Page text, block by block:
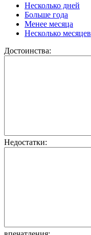
Несколько дней
Больше года
Менее месяца
Несколько месяцев
Достоинства:
Недостатки: